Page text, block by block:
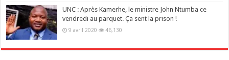
UNC : Après Kamerhe, le ministre John Ntumba ce
vendredi au parquet. Ça sent la prison !
9 avril 2020 46,130